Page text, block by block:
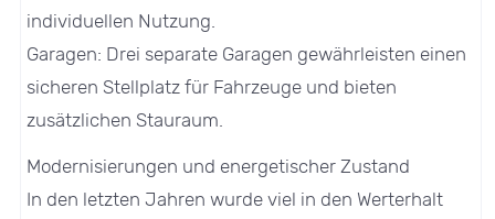
individuellen Nutzung.
Garagen: Drei separate Garagen gewährleisten einen
sicheren Stellplatz für Fahrzeuge und bieten
zusätzlichen Stauraum.
Modernisierungen und energetischer Zustand
In den letzten Jahren wurde viel in den Werterhalt